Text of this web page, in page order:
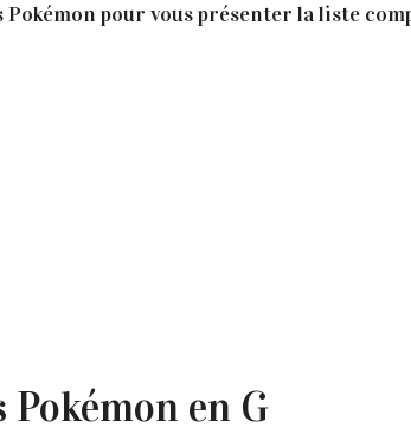
pour vous présenter la liste
Pokémon en G